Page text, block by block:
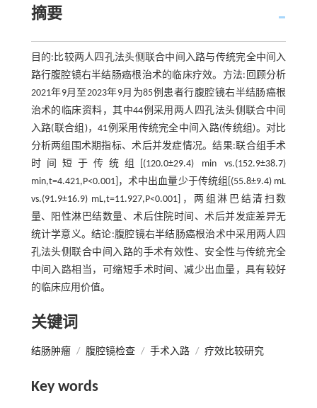
摘要
目的:比较两人四孔法头侧联合中间入路与传统完全中间入
路行腹腔镜右半结肠癌根治术的临床疗效。方法:回顾分析
2021年9月至2023年9月为85例患者行腹腔镜右半结肠癌根
治术的临床资料，其中44例采用两人四孔法头侧联合中间
入路(联合组)，41例采用传统完全中间入路(传统组)。对比
分析两组围术期指标、术后并发症情况。结果:联合组手术
时间短于传统组[(120.0±29.4) min vs.(152.9±38.7)
min,t=4.421,P<0.001]，术中出血量少于传统组[(55.8±9.4) mL
vs.(91.9±16.9) mL,t=11.927,P<0.001]，两组淋巴结清扫数
量、阳性淋巴结数量、术后住院时间、术后并发症差异无
统计学意义。结论:腹腔镜右半结肠癌根治术中采用两人四
孔法头侧联合中间入路的手术有效性、安全性与传统完全
中间入路相当，可缩短手术时间、减少出血量，具有较好
的临床应用价值。
关键词
结肠肿瘤 / 腹腔镜检查 / 手术入路 / 疗效比较研究
Key words